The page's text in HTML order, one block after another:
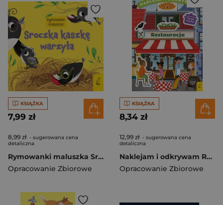
KSIĄŻKA
7,99 zł
8,99 zł - sugerowana cena
detaliczna
Rymowanki maluszka Sroczka kaszkę warzyła
Opracowanie Zbiorowe
KSIĄŻKA
8,34 zł
12,99 zł - sugerowana cena
detaliczna
Naklejam i odkrywam Restauracja
Opracowanie Zbiorowe